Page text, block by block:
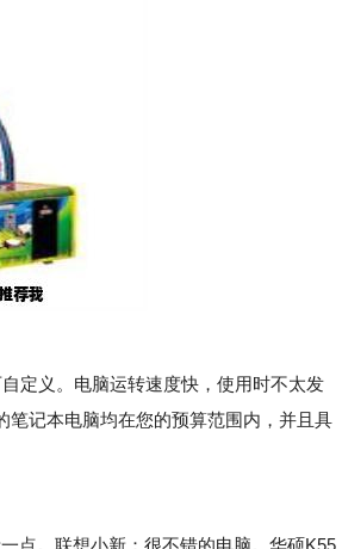
定义。电脑运转速度快，使用时不太发
笔记本电脑均在您的预算范围内，并且具
点。联想小新：很不错的电脑。华硕K55